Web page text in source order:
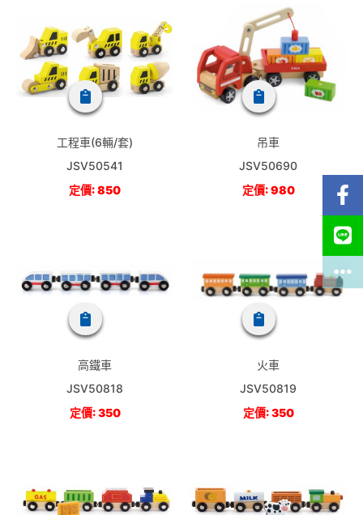
工程車(6輛/套)
JSV50541
定價: 850
吊車
JSV50690
定價: 980
高鐵車
JSV50818
定價: 350
火車
JSV50819
定價: 350